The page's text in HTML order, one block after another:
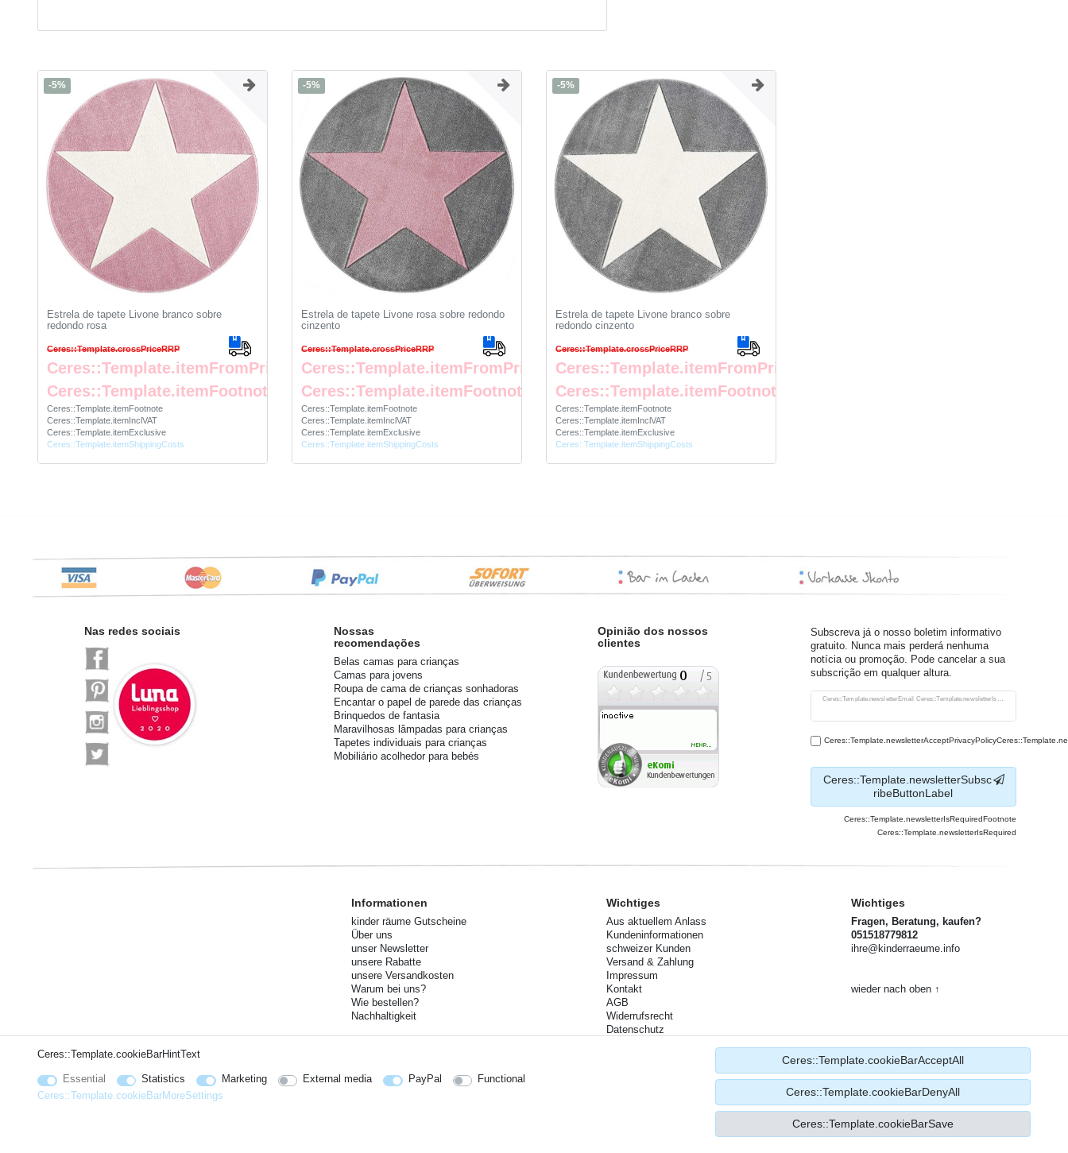
-5%
Estrela de tapete Livone branco sobre
redondo rosa
Ceres::Template.crossPriceRRP
Ceres::Template.itemFromPrice
Ceres::Template.itemFootnote
Ceres::Template.itemFootnote
Ceres::Template.itemInclVAT
Ceres::Template.itemExclusive
Ceres::Template.itemShippingCosts
-5%
Estrela de tapete Livone rosa sobre redondo
cinzento
Ceres::Template.crossPriceRRP
Ceres::Template.itemFromPrice
Ceres::Template.itemFootnote
Ceres::Template.itemFootnote
Ceres::Template.itemInclVAT
Ceres::Template.itemExclusive
Ceres::Template.itemShippingCosts
-5%
Estrela de tapete Livone branco sobre
redondo cinzento
Ceres::Template.crossPriceRRP
Ceres::Template.itemFromPrice
Ceres::Template.itemFootnote
Ceres::Template.itemFootnote
Ceres::Template.itemInclVAT
Ceres::Template.itemExclusive
Ceres::Template.itemShippingCosts
Nas redes sociais
Nossas
recomendações
Belas camas para crianças
Camas para jovens
Roupa de cama de crianças sonhadoras
Encantar o papel de parede das crianças
Brinquedos de fantasia
Maravilhosas lâmpadas para crianças
Tapetes individuais para crianças
Mobiliário acolhedor para bebés
Opinião dos nossos
clientes
Subscreva já o nosso boletim informativo
gratuito. Nunca mais perderá nenhuma
notícia ou promoção. Pode cancelar a sua
subscrição em qualquer altura.
Ceres::Template.newsletterHoneypotLabel
Ceres::Template.newsletterSubsc
ribeButtonLabel
Ceres::Template.newsletterIsRequiredFootnote
Ceres::Template.newsletterIsRequired
Informationen
kinder räume Gutscheine
Über uns
unser Newsletter
unsere Rabatte
unsere Versandkosten
Warum bei uns?
Wie bestellen?
Nachhaltigkeit
Wichtiges
Aus aktuellem Anlass
Kundeninformationen
schweizer Kunden
Versand & Zahlung
Impressum
Kontakt
AGB
Widerrufsrecht
Datenschutz
Wichtiges
Fragen, Beratung, kaufen?
051518779812
ihre@kinderraeume.info
wieder nach oben ↑
Ceres::Template.cookieBarHintText
Essential Statistics Marketing External media PayPal
Functional
Ceres::Template.cookieBarMoreSettings
Ceres::Template.cookieBarAcceptAll
Ceres::Template.cookieBarDenyAll
Ceres::Template.cookieBarSave